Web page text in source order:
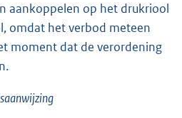
aankoppelen op het drukriool
omdat het verbod meteen
moment dat de verordening